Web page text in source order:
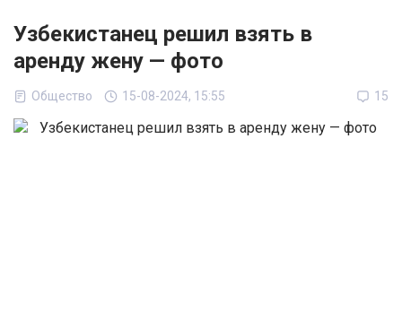
Узбекистанец решил взять в
аренду жену — фото
Общество 15-08-2024, 15:55 15